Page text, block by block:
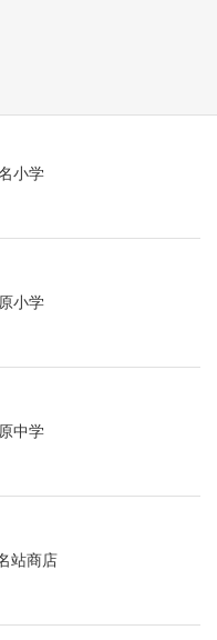
小学
小学
中学
站商店